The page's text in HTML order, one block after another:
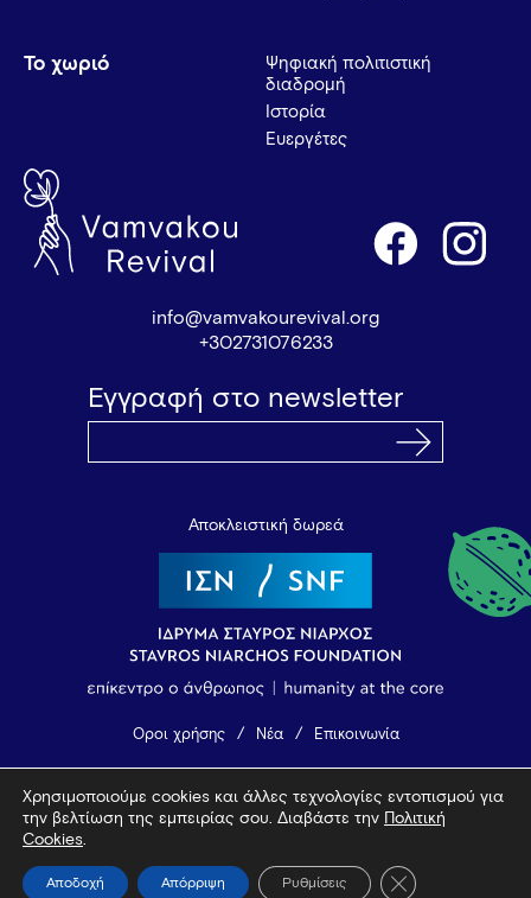
Το χωριό
Ψηφιακή πολιτιστική
διαδρομή
Ιστορία
Ευεργέτες
info@vamvakourevival.org
+302731076233
Εγγραφή στο newsletter
Αποκλειστική δωρεά
Όροι χρήσης Νέα Επικοινωνία
© 2026 Vamvakou Revival
Χρησιμοποιούμε cookies και άλλες τεχνολογίες εντοπισμού για
την βελτίωση της εμπειρίας σου. Διαβάστε την
Πολιτική
Cookies.
Αποδοχή Απόρριψη Ρυθμίσεις Κλείσιμο του